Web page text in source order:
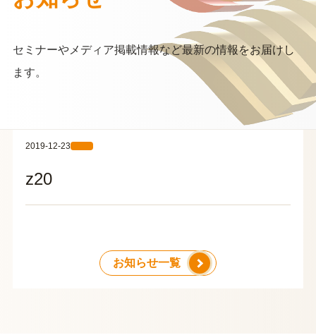
セミナーやメディア掲載情報など最新の情報をお届けし
ます。
2019-12-23
z20
お知らせ一覧